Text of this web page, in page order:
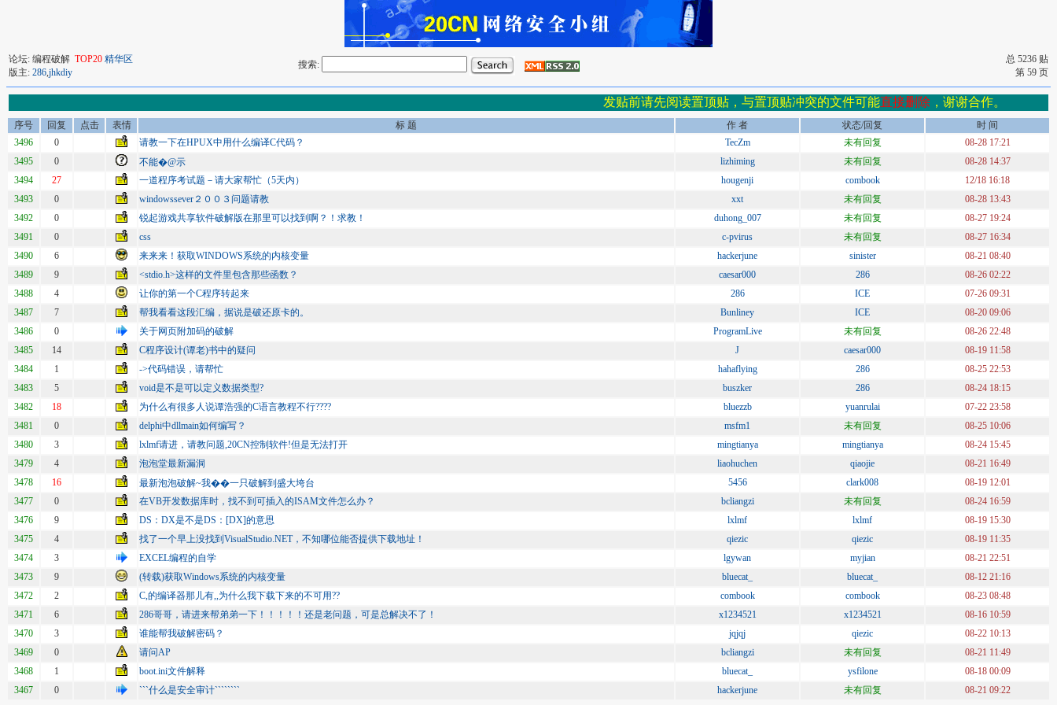
论坛: 编程破解 TOP20 精华区
版主: 286,jhkdiy
搜索:
总 5236 贴
第 59 页
发贴前请先阅读置顶贴，与置顶贴冲突的文件可能直接删除，谢谢合作。
序号 回复 点击 表情 标 题 作 者 状态/回复
时 间
3496
0 请教一下在HPUX中用什么编译C代码？ TecZm 未有回复
08-28 17:21
3495
0 不能�@示 lizhiming 未有回复
08-28 14:37
3494
27 一道程序考试题－请大家帮忙（5天内） hougenji combook
12/18 16:18
3493
0 windowssever２００３问题请教 xxt 未有回复
08-28 13:43
3492
0 锐起游戏共享软件破解版在那里可以找到啊？！求教！ duhong_007 未有回复
08-27 19:24
3491
0 css c-pvirus 未有回复
08-27 16:34
3490
6 来来来！获取WINDOWS系统的内核变量 hackerjune sinister
08-21 08:40
3489
9 <stdio.h>这样的文件里包含那些函数？ caesar000 286
08-26 02:22
3488
4 让你的第一个C程序转起来 286 ICE
07-26 09:31
3487
7 帮我看看这段汇编，据说是破还原卡的。 Bunliney ICE
08-20 09:06
3486
0 关于网页附加码的破解 ProgramLive 未有回复
08-26 22:48
3485
14 C程序设计(谭老)书中的疑问 J caesar000
08-19 11:58
3484
1 ->代码错误，请帮忙 hahaflying 286
08-25 22:53
3483
5 void是不是可以定义数据类型? buszker 286
08-24 18:15
3482
18 为什么有很多人说谭浩强的C语言教程不行???? bluezzb yuanrulai
07-22 23:58
3481
0 delphi中dllmain如何编写？ msfm1 未有回复
08-25 10:06
3480
3 lxlmf请进，请教问题,20CN控制软件!但是无法打开 mingtianya mingtianya
08-24 15:45
3479
4 泡泡堂最新漏洞 liaohuchen qiaojie
08-21 16:49
3478
16 最新泡泡破解~我��一只破解到盛大垮台 5456 clark008
08-19 12:01
3477
0 在VB开发数据库时，找不到可插入的ISAM文件怎么办？ bcliangzi 未有回复
08-24 16:59
3476
9 DS：DX是不是DS：[DX]的意思 lxlmf lxlmf
08-19 15:30
3475
4 找了一个早上没找到VisualStudio.NET，不知哪位能否提供下载地址！ qiezic qiezic
08-19 11:35
3474
3 EXCEL编程的自学 lgywan myjian
08-21 22:51
3473
9 (转载)获取Windows系统的内核变量 bluecat_ bluecat_
08-12 21:16
3472
2 C,的编译器那儿有,,为什么我下载下来的不可用?? combook combook
08-23 08:48
3471
6 286哥哥，请进来帮弟弟一下！！！！！还是老问题，可是总解决不了！ x1234521 x1234521
08-16 10:59
3470
3 谁能帮我破解密码？ jqjqj qiezic
08-22 10:13
3469
0 请问AP bcliangzi 未有回复
08-21 11:49
3468
1 boot.ini文件解释 bluecat_ ysfilone
08-18 00:09
3467
0 ```什么是安全审计```````` hackerjune 未有回复 08-21 09:22